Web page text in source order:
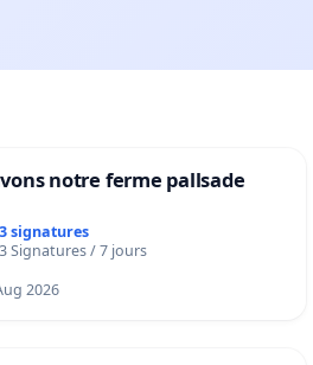
notre ferme pallsade
signatures
Signatures / 7 jours
2026